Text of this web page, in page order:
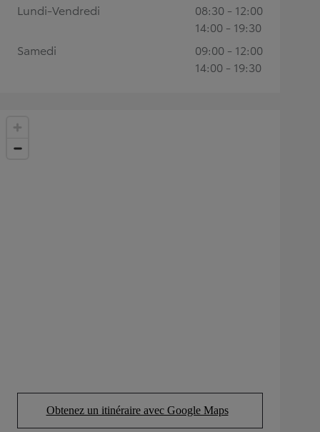
Obtenez un itinéraire avec Google Maps
(Opens in new tab)
Lundi-Vendredi
08:30 - 12:00
14:00 - 19:30
Samedi
09:00 - 12:00
14:00 - 19:30